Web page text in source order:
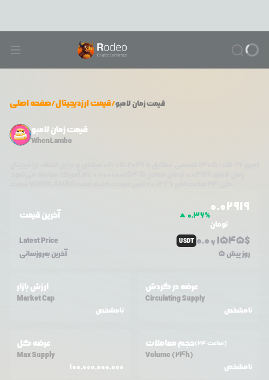
صفحه اصلی/قیمت ارزدیجیتال/ قیمتزمان لامبو
قیمت زمان لامبو
WhenLambo
آخرین قیمت 0.36%
0.02919
تومان
Latest Price
USDT 0.0 6 1545$
آخرین به‌روزسانی 5 روز پیش
ارزش بازار
Market Cap
نامشخص
عرضه در گردش
Circulating Supply
نامشخص
عرضه کل
Max Supply
100,000,000,000
حجم معاملات (24 ساعت)
Volume (24h)
نامشخص